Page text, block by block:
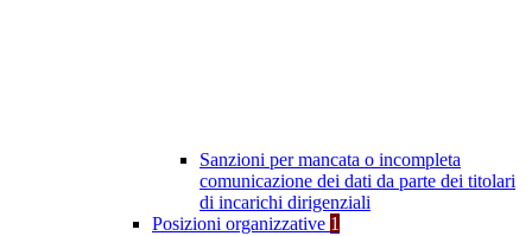
Sanzioni per mancata o incompleta
comunicazione dei dati da parte dei titolari
di incarichi dirigenziali
Posizioni organizzative 1